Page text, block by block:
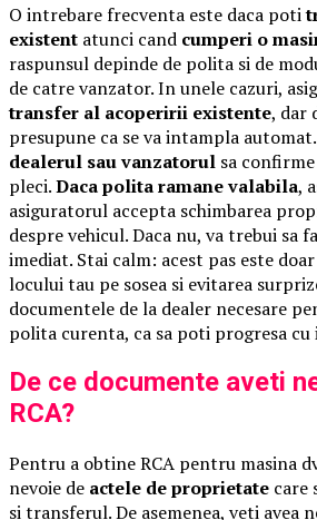
O intrebare frecventa este daca poti
existent atunci cand cumperi o
raspunsul depinde de polita si de
de catre vanzator. In unele cazuri,
transfer al acoperirii existente, dar
presupune ca se va intampla
dealerul sau vanzatorul sa
pleci.Daca polita ramane valabila,
asiguratorul accepta schimbarea
despre vehicul. Daca nu, va trebui sa
imediat. Stai calm: acest pas este
locului tau pe sosea si evitarea
documentele de la dealer necesare
polita curenta, ca sa poti progresa cu
De ce documente aveti
RCA?
Pentru a obtine RCA pentru masina
nevoie de actele de proprietate care
si transferul. De asemenea, veti avea